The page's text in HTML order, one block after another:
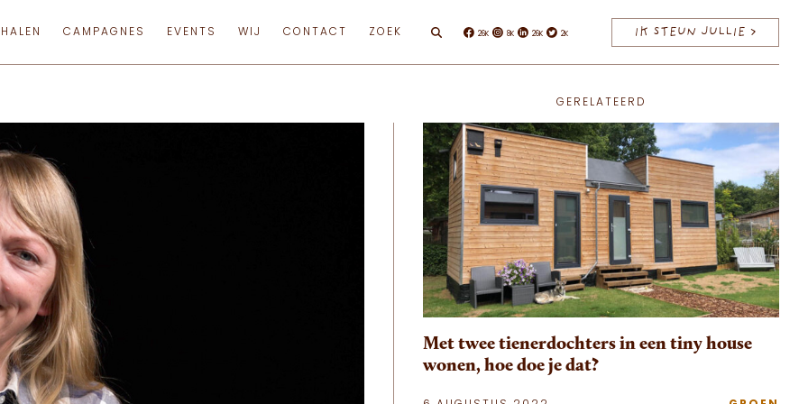
CAMPAGNES EVENTS WIJ CONTACT ZOEK Facebook
26K Instagram
8K Linkedin
26K Twitter
2K IK STEUN JULLIE >
GERELATEERD
Met twee tienerdochters in een tiny house
wonen, hoe doe je dat?